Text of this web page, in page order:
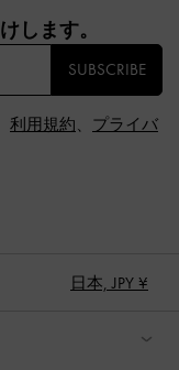
します。​
SUBSCRIBE
利用規約、 プライバ
日本, JPY ¥